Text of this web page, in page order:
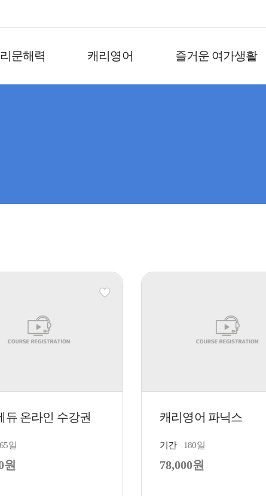
문해력 캐리영어 즐거운 여가생활
듀 온라인 수강권
일
원
캐리영어 파닉스
기간 180일
78,000원